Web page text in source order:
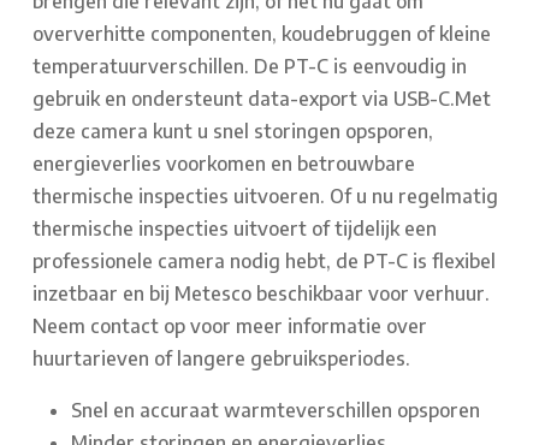
oververhitte componenten, koudebruggen of kleine
temperatuurverschillen. De PT-C is eenvoudig in
gebruik en ondersteunt data-export via USB-C.Met
deze camera kunt u snel storingen opsporen,
energieverlies voorkomen en betrouwbare
thermische inspecties uitvoeren. Of u nu regelmatig
thermische inspecties uitvoert of tijdelijk een
professionele camera nodig hebt, de PT-C is flexibel
inzetbaar en bij Metesco beschikbaar voor verhuur.
Neem contact op voor meer informatie over
huurtarieven of langere gebruiksperiodes.
Snel en accuraat warmteverschillen opsporen